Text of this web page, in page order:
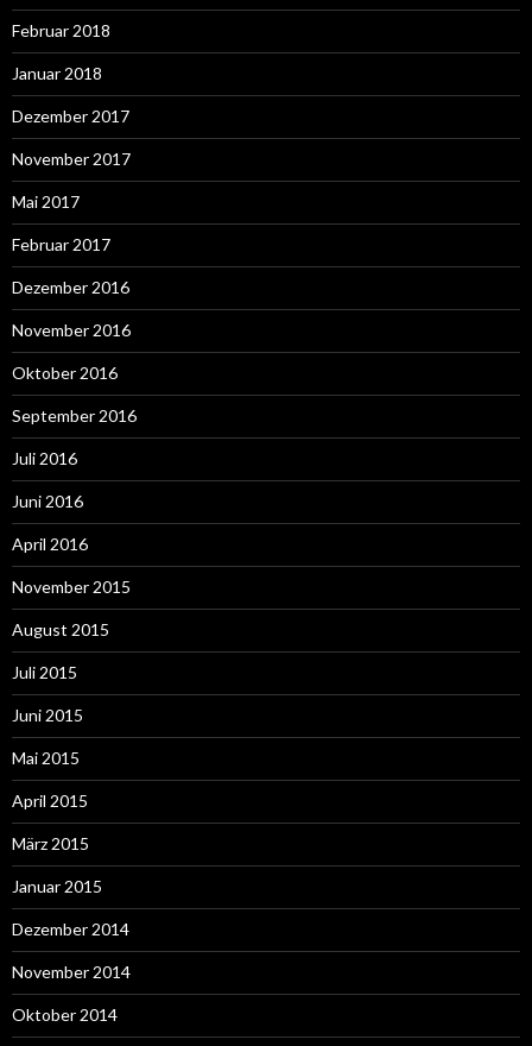
Februar 2018
Januar 2018
Dezember 2017
November 2017
Mai 2017
Februar 2017
Dezember 2016
November 2016
Oktober 2016
September 2016
Juli 2016
Juni 2016
April 2016
November 2015
August 2015
Juli 2015
Juni 2015
Mai 2015
April 2015
März 2015
Januar 2015
Dezember 2014
November 2014
Oktober 2014